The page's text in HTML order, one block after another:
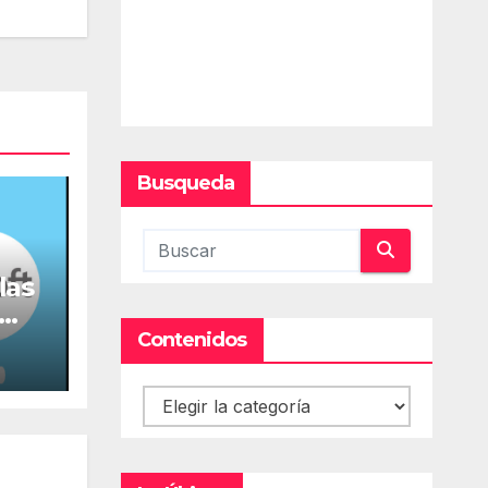
Busqueda
Contenidos
Contenidos